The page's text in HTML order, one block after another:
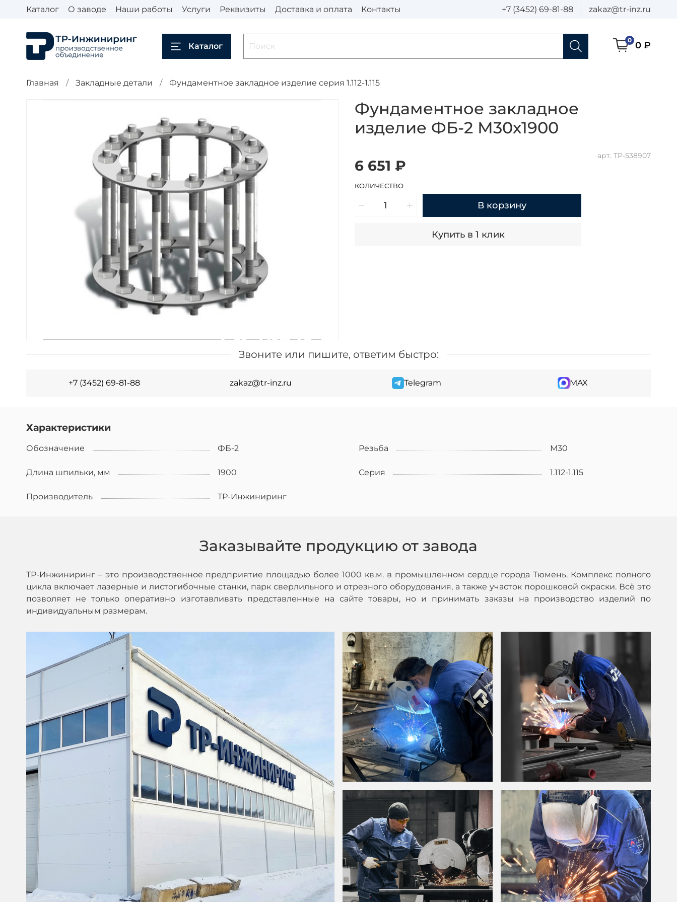
Каталог О заводе Наши работы Услуги Реквизиты Доставка и оплата Контакты +7 (3452) 69-81-88 zakaz@tr-inz.ru
Каталог
0 0 ₽
Главная Закладные детали Фундаментное закладное изделие серия 1.112-1.115
арт. ТР-538907
Фундаментное закладное
изделие ФБ-2 М30х1900
6 651 ₽
КОЛИЧЕСТВО
В корзину
Купить в 1 клик
Звоните или пишите, ответим быстро:
+7 (3452) 69-81-88 zakaz@tr-inz.ru Telegram MAX
Характеристики
Обозначение ФБ-2 Резьба М30
Длина шпильки, мм 1900 Серия 1.112-1.115
Производитель ТР-Инжиниринг
Заказывайте продукцию от завода
ТР-Инжиниринг – это производственное предприятие площадью более 1000 кв.м. в промышленном сердце города Тюмень. Комплекс полного
цикла включает лазерные и листогибочные станки, парк сверлильного и отрезного оборудования, а также участок порошковой окраски. Всё это
позволяет не только оперативно изготавливать представленные на сайте товары, но и принимать заказы на производство изделий по
индивидуальным размерам.